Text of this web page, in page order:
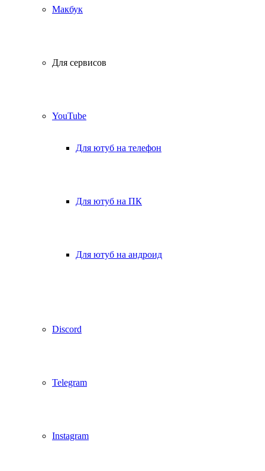
Макбук
Для сервисов
YouTube
Для ютуб на телефон
Для ютуб на ПК
Для ютуб на андроид
Discord
Telegram
Instagram